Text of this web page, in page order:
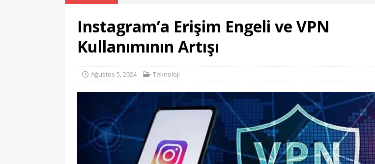
[ Temmuz 23, 2026 ]
Bursa İnegöl’de Kenevir ve Yüklü Miktarda Esrar Ele Geçirildiği Olay
[ Temmuz 22, 2026 ] Burhaniye 7. Kitap Fuarı: Kültür ve Edebiyatın Buluşma Noktası
Instagram’a Erişim Engeli ve VPN
Kullanımının Artışı
Ağustos 5, 2024 Teknoloji